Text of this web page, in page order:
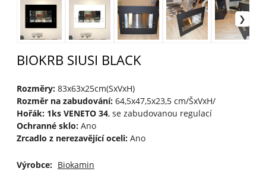
BIOKRB SIUSI BLACK
Rozměry:83x63x25cm(SxVxH)
Rozměr na zabudování: 64,5x47,5x23,5 cm/ŠxVxH/
Hořák: 1ks VENETO 34, se zabudovanou regulací
Ochranné sklo:Ano
Zrcadlo z nerezavějící oceli:Ano
Výrobce: Biokamin